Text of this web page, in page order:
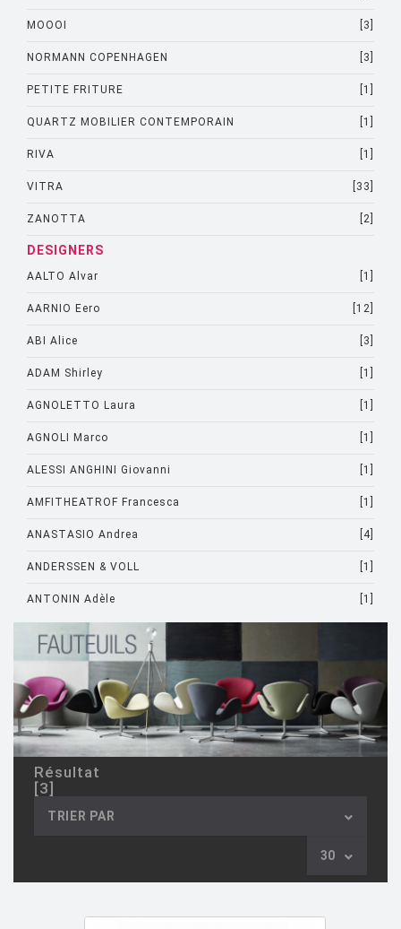
MOOOI [3]
NORMANN COPENHAGEN [3]
PETITE FRITURE [1]
QUARTZ MOBILIER CONTEMPORAIN [1]
RIVA [1]
VITRA [33]
ZANOTTA [2]
DESIGNERS
AALTO Alvar [1]
AARNIO Eero [12]
ABI Alice [3]
ADAM Shirley [1]
AGNOLETTO Laura [1]
AGNOLI Marco [1]
ALESSI ANGHINI Giovanni [1]
AMFITHEATROF Francesca [1]
ANASTASIO Andrea [4]
ANDERSSEN & VOLL [1]
ANTONIN Adèle [1]
ARAD Ron
ARCHIRIVOLTO
ASTI Sergio
ASTORI Miki [1]
AULENTI Gae [4]
AULENTI GAE / CASTIGLIONI PIERO
BALDESSARI & BALDESSARI
Résultat
[3]
TRIER PAR
30